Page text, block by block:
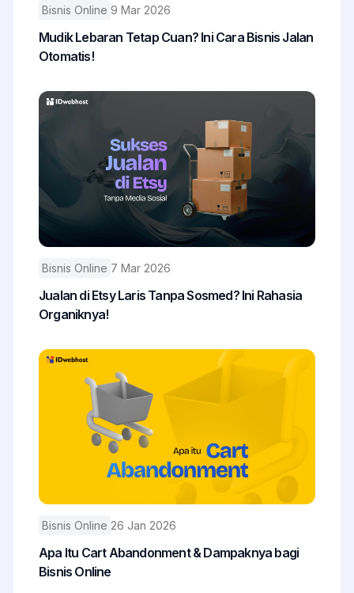
Bisnis Online 9 Mar 2026
Mudik Lebaran Tetap Cuan? Ini Cara Bisnis Jalan
Otomatis!
Bisnis Online 7 Mar 2026
Jualan di Etsy Laris Tanpa Sosmed? Ini Rahasia
Organiknya!
Bisnis Online 26 Jan 2026
Apa Itu Cart Abandonment & Dampaknya bagi
Bisnis Online